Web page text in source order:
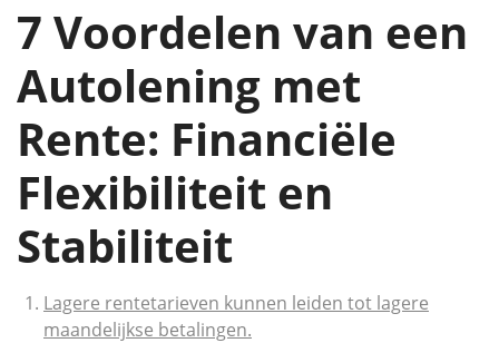
7 Voordelen van een
Autolening met
Rente: Financiële
Flexibiliteit en
Stabiliteit
Lagere rentetarieven kunnen leiden tot lagere
maandelijkse betalingen.